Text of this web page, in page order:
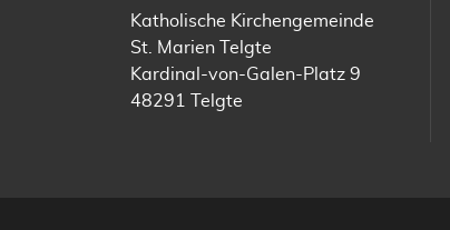
Katholische Kirchengemeinde
St. Marien Telgte
Kardinal-von-Galen-Platz 9
48291 Telgte